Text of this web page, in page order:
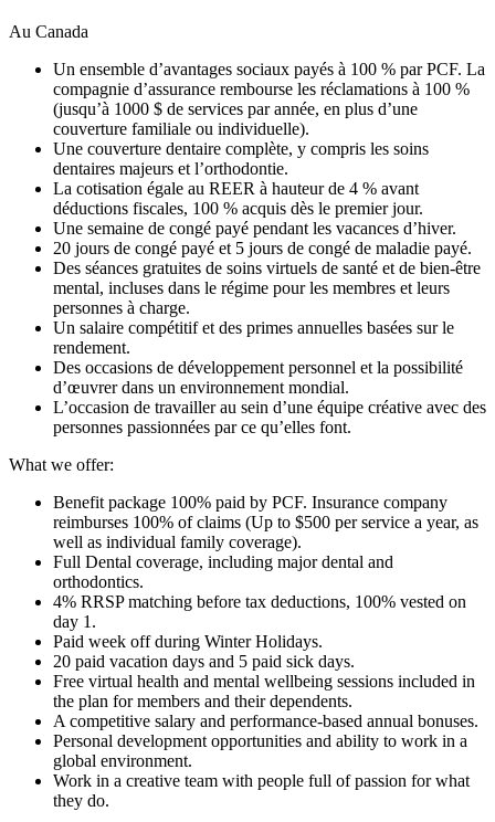
Au Canada
Un ensemble d’avantages sociaux payés à 100 % par PCF. La
compagnie d’assurance rembourse les réclamations à 100 %
(jusqu’à 1000 $ de services par année, en plus d’une
couverture familiale ou individuelle).
Une couverture dentaire complète, y compris les soins
dentaires majeurs et l’orthodontie.
La cotisation égale au REER à hauteur de 4 % avant
déductions fiscales, 100 % acquis dès le premier jour.
Une semaine de congé payé pendant les vacances d’hiver.
20 jours de congé payé et 5 jours de congé de maladie payé.
Des séances gratuites de soins virtuels de santé et de bien-être
mental, incluses dans le régime pour les membres et leurs
personnes à charge.
Un salaire compétitif et des primes annuelles basées sur le
rendement.
Des occasions de développement personnel et la possibilité
d’œuvrer dans un environnement mondial.
L’occasion de travailler au sein d’une équipe créative avec des
personnes passionnées par ce qu’elles font.
What we offer:
Benefit package 100% paid by PCF. Insurance company
reimburses 100% of claims (Up to $500 per service a year, as
well as individual family coverage).
Full Dental coverage, including major dental and
orthodontics.
4% RRSP matching before tax deductions, 100% vested on
day 1.
Paid week off during Winter Holidays.
20 paid vacation days and 5 paid sick days.
Free virtual health and mental wellbeing sessions included in
the plan for members and their dependents.
A competitive salary and performance-based annual bonuses.
Personal development opportunities and ability to work in a
global environment.
Work in a creative team with people full of passion for what
they do.